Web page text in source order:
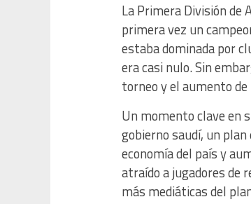
La Primera División de
primera vez un
estaba dominada por
era casi nulo. Sin
torneo y el aumento
Un momento clave en
gobierno saudí, un
economía del país y
atraído a jugadores de
más mediáticas del